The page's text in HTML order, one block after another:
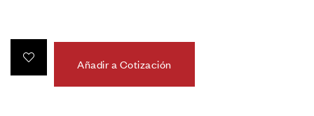
Añadir a Cotización